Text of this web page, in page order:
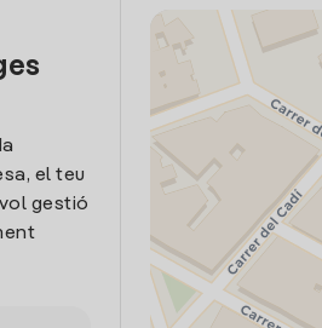
el teu
gestió